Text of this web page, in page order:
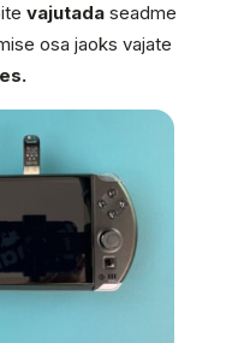
vajutada seadme
osa jaoks vajate